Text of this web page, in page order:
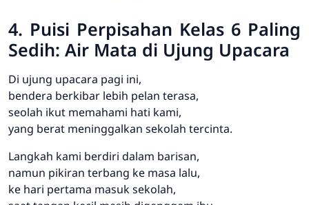
4. Puisi Perpisahan Kelas 6 Paling
Sedih: Air Mata di Ujung Upacara
Di ujung upacara pagi ini,
bendera berkibar lebih pelan terasa,
seolah ikut memahami hati kami,
yang berat meninggalkan sekolah tercinta.
Langkah kami berdiri dalam barisan,
namun pikiran terbang ke masa lalu,
ke hari pertama masuk sekolah,